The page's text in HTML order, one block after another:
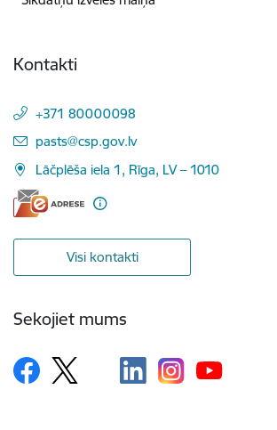
Kontakti
+371 80000098
E-pasts:
pasts@csp.gov.lv
Lāčplēša iela 1, Rīga, LV – 1010
Visi kontakti
Sekojiet mums